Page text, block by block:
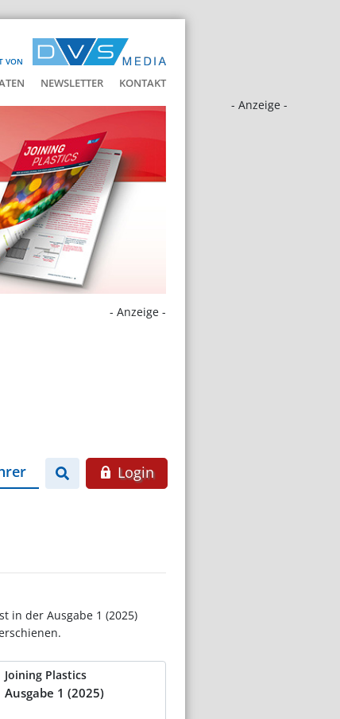
VON
NEWSLETTER KONTAKT
- Anzeige -
- Anzeige -
Login
in der Ausgabe 1 (2025)
Joining Plastics
Ausgabe 1 (2025)